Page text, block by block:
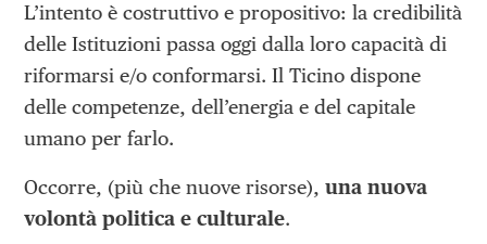
L’intento è costruttivo e propositivo: la credibilità
delle Istituzioni passa oggi dalla loro capacità di
riformarsi e/o conformarsi. Il Ticino dispone
delle competenze, dell’energia e del capitale
umano per farlo.
Occorre, (più che nuove risorse),una nuova
volontà politica e culturale.